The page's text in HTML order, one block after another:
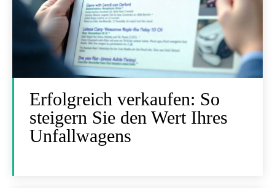
Erfolgreich verkaufen: So
steigern Sie den Wert Ihres
Unfallwagens